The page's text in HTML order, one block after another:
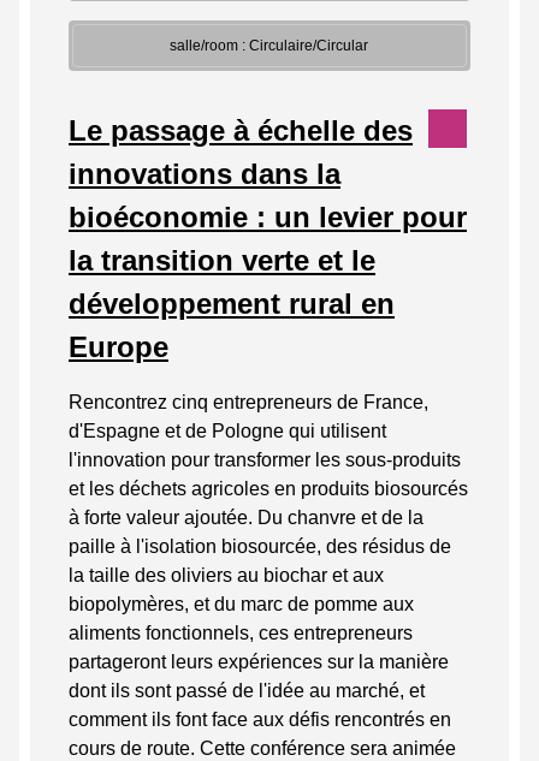
salle/room : Circulaire/Circular
Le passage à échelle des
innovations dans la
bioéconomie : un levier pour
la transition verte et le
développement rural en
Europe
Rencontrez cinq entrepreneurs de France,
d'Espagne et de Pologne qui utilisent
l'innovation pour transformer les sous-produits
et les déchets agricoles en produits biosourcés
à forte valeur ajoutée. Du chanvre et de la
paille à l'isolation biosourcée, des résidus de
la taille des oliviers au biochar et aux
biopolymères, et du marc de pomme aux
aliments fonctionnels, ces entrepreneurs
partageront leurs expériences sur la manière
dont ils sont passé de l'idée au marché, et
comment ils font face aux défis rencontrés en
cours de route. Cette conférence sera animée